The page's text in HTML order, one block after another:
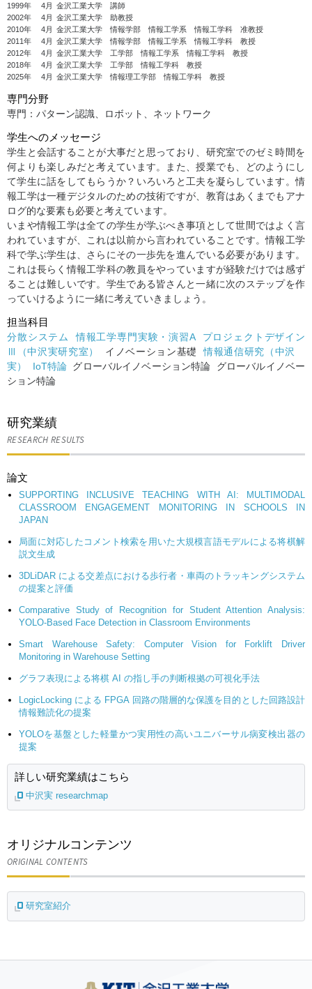
1999年
4月 金沢工業大学 講師
2002年
4月 金沢工業大学 助教授
2010年
4月 金沢工業大学 情報学部 情報工学系 情報工学科 准教授
2011年
4月 金沢工業大学 情報学部 情報工学系 情報工学科 教授
2012年
4月 金沢工業大学 工学部 情報工学系 情報工学科 教授
2018年
4月 金沢工業大学 工学部 情報工学科 教授
2025年
4月 金沢工業大学 情報理工学部 情報工学科 教授
専門分野
専門：パターン認識、ロボット、ネットワーク
学生へのメッセージ
学生と会話することが大事だと思っており、研究室でのゼミ時間を
何よりも楽しみだと考えています。また、授業でも、どのようにし
て学生に話をしてもらうか？いろいろと工夫を凝らしています。情
報工学は一種デジタルのための技術ですが、教育はあくまでもアナ
ログ的な要素も必要と考えています。
いまや情報工学は全ての学生が学ぶべき事項として世間ではよく言
われていますが、これは以前から言われていることです。情報工学
科で学ぶ学生は、さらにその一歩先を進んでいる必要があります。
これは長らく情報工学科の教員をやっていますが経験だけでは感ず
ることは難しいです。学生である皆さんと一緒に次のステップを作
っていけるように一緒に考えていきましょう。
担当科目
分散システム 情報工学専門実験・演習A
プロジェクトデザイン
Ⅲ（中沢実研究室）
イノベーション基礎情報通信研究（中沢
実）
IoT特論 グローバルイノベーション特論 グローバルイノベー
ション特論
研究業績
RESEARCH RESULTS
論文
SUPPORTING INCLUSIVE TEACHING WITH AI: MULTIMODAL
CLASSROOM ENGAGEMENT MONITORING IN SCHOOLS IN
JAPAN
局面に対応したコメント検索を用いた大規模言語モデルによる将棋解
説文生成
3DLiDAR による交差点における歩行者・車両のトラッキングシステム
の提案と評価
Comparative Study of Recognition for Student Attention Analysis:
YOLO-Based Face Detection in Classroom Environments
Smart Warehouse Safety: Computer Vision for Forklift Driver
Monitoring in Warehouse Setting
グラフ表現による将棋 AI の指し手の判断根拠の可視化手法
LogicLocking による FPGA 回路の階層的な保護を目的とした回路設計
情報難読化の提案
YOLOを基盤とした軽量かつ実用性の高いユニバーサル病変検出器の
提案
詳しい研究業績はこちら
中沢実 researchmap
オリジナルコンテンツ
ORIGINAL CONTENTS
研究室紹介